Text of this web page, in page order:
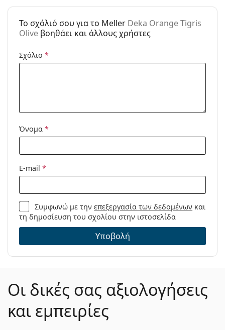
Μάρκα:
Meller
Deka Orange Tigris Olive
To σχόλιό σου για το Meller Deka Orange Tigris
Olive βοηθάει και άλλους χρήστες
Σχόλιο *
Όνομα *
E-mail *
Συμφωνώ με τηνεπεξεργασία των δεδομένων και
τη δημοσίευση του σχολίου στην ιστοσελίδα
Υποβολή
Οι δικές σας αξιολογήσεις
και εμπειρίες